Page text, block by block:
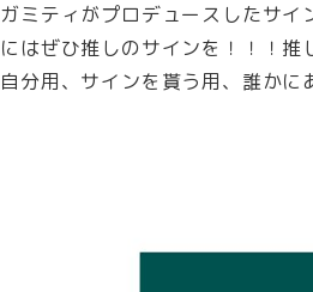
ガミティがプロデュースしたサ
にはぜひ推しのサインを！！！推
自分用、サインを貰う用、誰かに